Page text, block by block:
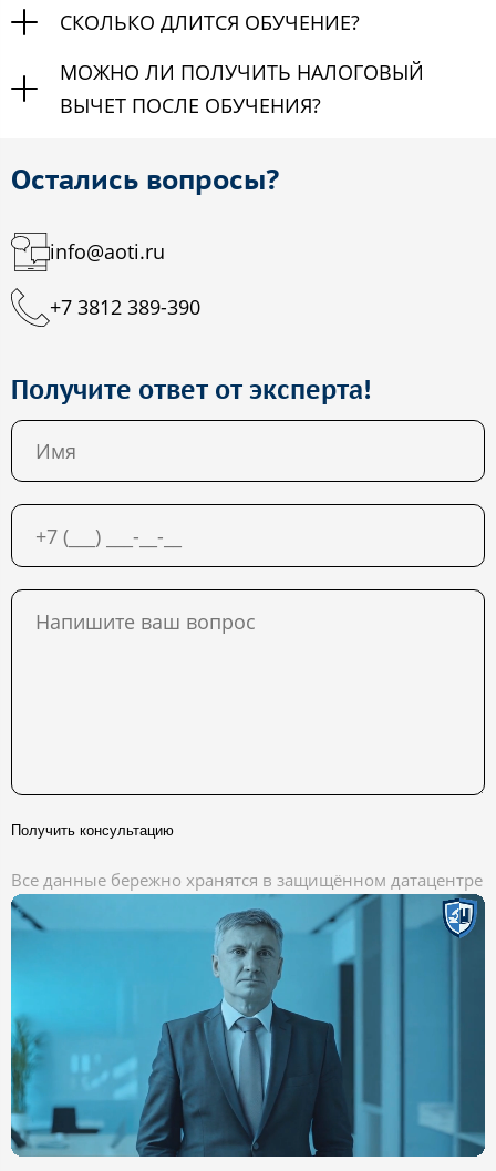
СКОЛЬКО ДЛИТСЯ ОБУЧЕНИЕ?
МОЖНО ЛИ ПОЛУЧИТЬ НАЛОГОВЫЙ
ВЫЧЕТ ПОСЛЕ ОБУЧЕНИЯ?
Остались вопросы?
info@aoti.ru
+7 3812 389-390
Получите ответ от эксперта!
Получить консультацию
Все данные бережно хранятся в защищённом датацентре